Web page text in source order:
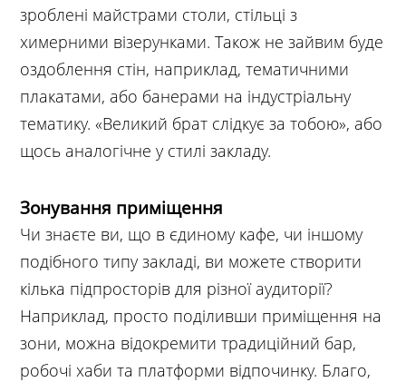
зроблені майстрами столи, стільці з
химерними візерунками. Також не зайвим буде
оздоблення стін, наприклад, тематичними
плакатами, або банерами на індустріальну
тематику. «Великий брат слідкує за тобою», або
щось аналогічне у стилі закладу.
Зонування приміщення
Чи знаєте ви, що в єдиному кафе, чи іншому
подібного типу закладі, ви можете створити
кілька підпросторів для різної аудиторії?
Наприклад, просто поділивши приміщення на
зони, можна відокремити традиційний бар,
робочі хаби та платформи відпочинку. Благо,